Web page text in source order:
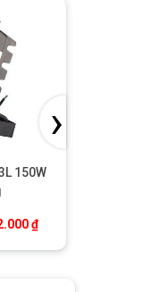
150W
là: 3.121.800 ₫.
₫Giá hiện tại là:
›